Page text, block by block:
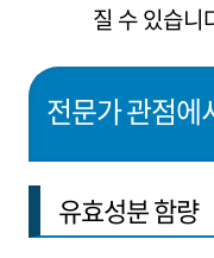
질 수 있습니
전문가 관점에
유효성분 함량